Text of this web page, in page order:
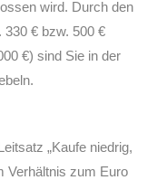
wird. Durch den
€ bzw. 500 €
€) sind Sie in der
„Kaufe niedrig,
Verhältnis zum Euro